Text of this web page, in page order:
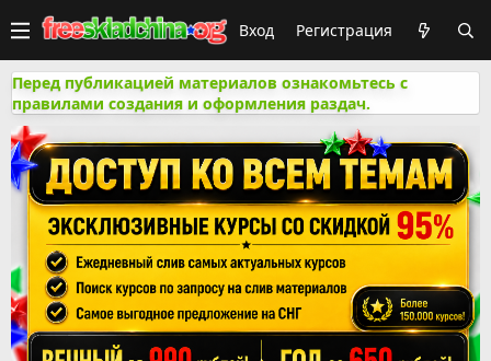
Вход Регистрация
Перед публикацией материалов ознакомьтесь с
правилами создания и оформления раздач.